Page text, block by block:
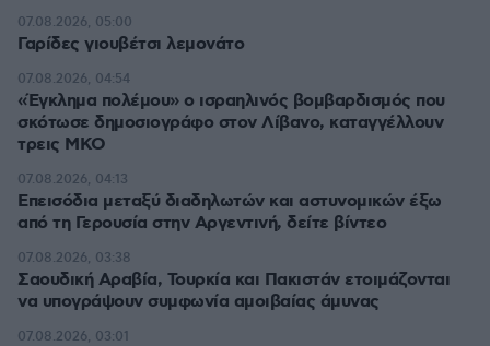
Γαρίδες γιουβέτσι λεμονάτο
07.08.2026, 05:00
«Έγκλημα πολέμου» ο ισραηλινός βομβαρδισμός που
σκότωσε δημοσιογράφο στον Λίβανο, καταγγέλλουν
τρεις ΜΚΟ
07.08.2026, 04:54
Επεισόδια μεταξύ διαδηλωτών και αστυνομικών έξω
από τη Γερουσία στην Αργεντινή, δείτε βίντεο
07.08.2026, 04:13
Σαουδική Αραβία, Τουρκία και Πακιστάν ετοιμάζονται
να υπογράψουν συμφωνία αμοιβαίας άμυνας
07.08.2026, 03:38
07.08.2026, 03:01